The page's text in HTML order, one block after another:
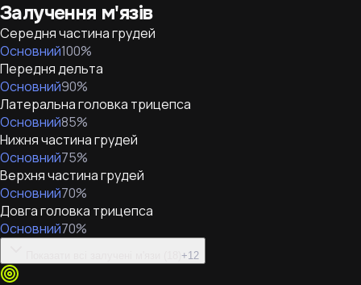
Залучення м'язів
Середня частина грудей
Основний100%
Передня дельта
Основний90%
Латеральна головка трицепса
Основний85%
Нижня частина грудей
Основний75%
Верхня частина грудей
Основний70%
Довга головка трицепса
Основний70%
+12